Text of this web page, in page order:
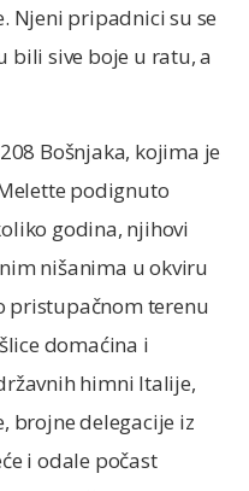
Njeni pripadnici su se
bili sive boje u ratu, a
Bošnjaka, kojima je
podignuto
godina, njihovi
nišanima u okviru
pristupačnom terenu
domaćina i
himni Italije,
brojne delegacije iz
i odale počast